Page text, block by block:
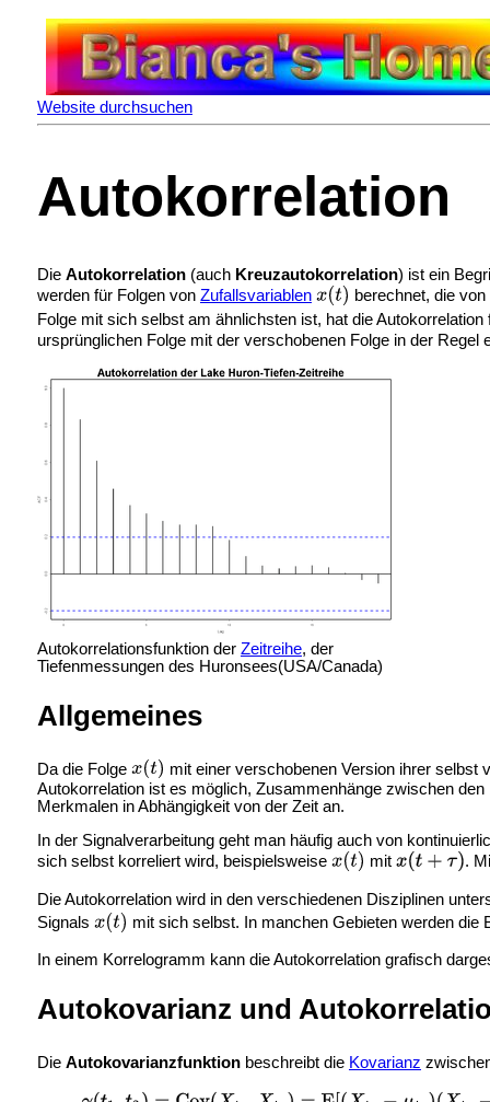
Website durchsuchen
Autokorrelation
Die Autokorrelation(auch Kreuzautokorrelation) ist ein
werden für Folgen von Zufallsvariablen
berechnet, die
Folge mit sich selbst am ähnlichsten ist, hat die
ursprünglichen Folge mit der verschobenen Folge in der
Autokorrelationsfunktion der Zeitreihe, der
Tiefenmessungen des Huronsees(USA/Canada)
Allgemeines
Da die Folge
mit einer verschobenen Version ihrer selbst
Autokorrelation ist es möglich, Zusammenhänge zwischen
Merkmalen in Abhängigkeit von der Zeit an.
In der Signalverarbeitung geht man häufig auch von
sich selbst korreliert wird, beispielsweise
mit .
Die Autokorrelation wird in den verschiedenen Disziplinen
Signals
mit sich selbst. In manchen Gebieten werden
In einem Korrelogramm kann die Autokorrelation grafisch
Autokovarianz und
Die Autokovarianzfunktionbeschreibt die Kovarianz